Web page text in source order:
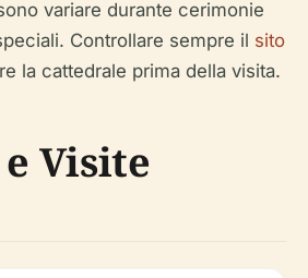
variare durante cerimonie
Controllare sempre il sito
la cattedrale prima della visita.
Visite